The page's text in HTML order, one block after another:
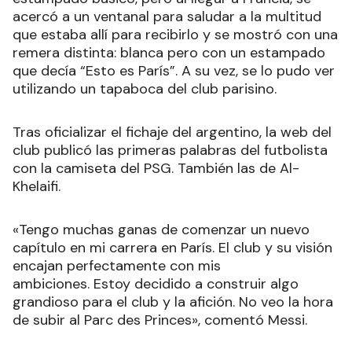
acercó a un ventanal para saludar a la multitud
que estaba allí para recibirlo y se mostró con una
remera distinta: blanca pero con un estampado
que decía “Esto es París”. A su vez, se lo pudo ver
utilizando un tapaboca del club parisino.
Tras oficializar el fichaje del argentino, la web del
club publicó las primeras palabras del futbolista
con la camiseta del PSG. También las de Al-
Khelaifi.
«Tengo muchas ganas de comenzar un nuevo
capítulo en mi carrera en París. El club y su visión
encajan perfectamente con mis
ambiciones. Estoy decidido a construir algo
grandioso para el club y la afición. No veo la hora
de subir al Parc des Princes», comentó Messi.